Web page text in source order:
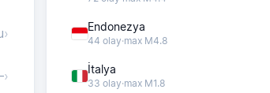
›
›
Endonezya
44 olay·max M4.8
İtalya
33 olay·max M1.8